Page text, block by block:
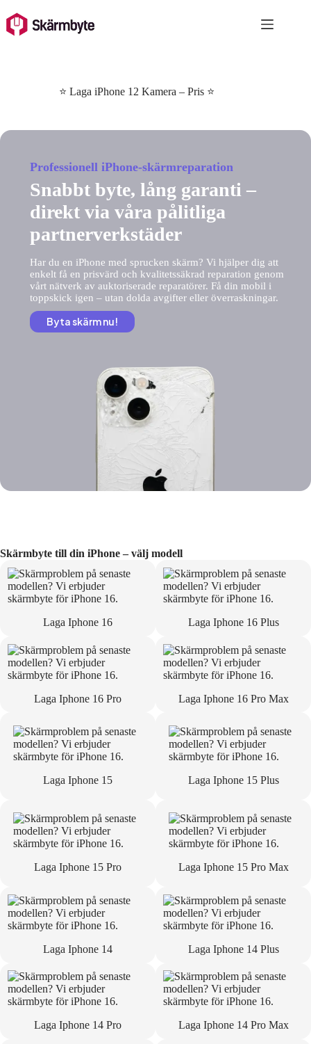
to
content
⭐ Laga iPhone 12 Kamera – Pris ⭐
Professionell iPhone-skärmreparation
Snabbt byte, lång garanti –
direkt via våra pålitliga
partnerverkstäder
Har du en iPhone med sprucken skärm? Vi hjälper dig att
enkelt få en prisvärd och kvalitetssäkrad reparation genom
vårt nätverk av auktoriserade reparatörer. Få din mobil i
toppskick igen – utan dolda avgifter eller överraskningar.
Byta skärm nu!
Skärmbyte till din iPhone – välj modell
Laga Iphone 16 Laga Iphone 16 Plus
Laga Iphone 16 Pro Laga Iphone 16 Pro Max
Laga Iphone 15 Laga Iphone 15 Plus
Laga Iphone 15 Pro Laga Iphone 15 Pro Max
Laga Iphone 14 Laga Iphone 14 Plus
Laga Iphone 14 Pro Laga Iphone 14 Pro Max